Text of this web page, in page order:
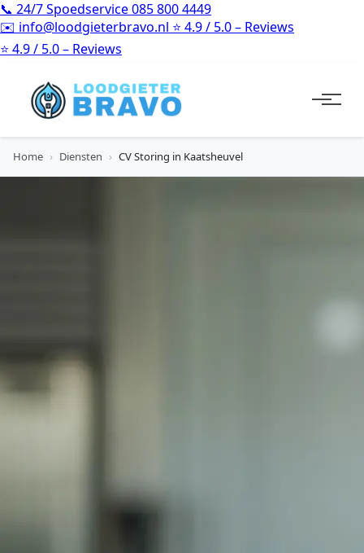
📞 24/7 Spoedservice085 800 4449
✉️ info@loodgieterbravo.nl ⭐ 4.9 / 5.0 – Reviews
⭐ 4.9 / 5.0 – Reviews
Home › Diensten › CV Storing in Kaatsheuvel